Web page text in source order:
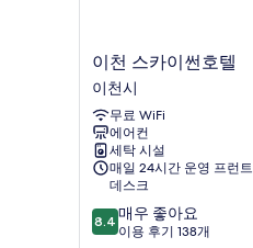
이
천
스
카
이
썬
호
이
천
이천 스카이썬호텔
이천시
무료 WiFi
에어컨
세탁 시설
매일 24시간 운영 프런트
데스크
10
점
8.4 매우 좋아요
이용 후기 138개